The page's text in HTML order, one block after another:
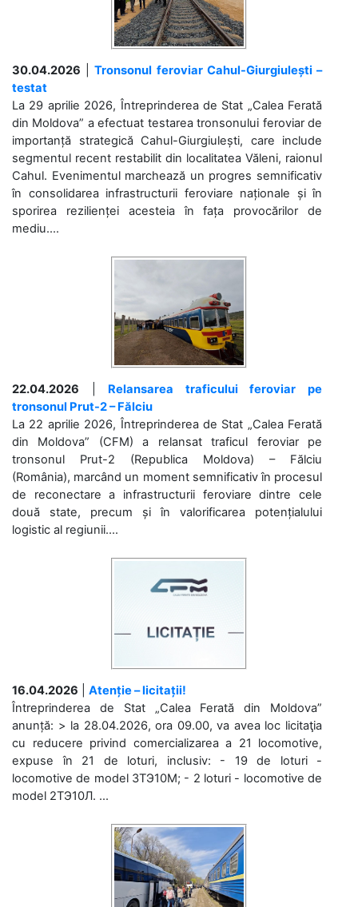
30.04.2026 |Tronsonul feroviar Cahul-Giurgiulești –
testat
La 29 aprilie 2026, Întreprinderea de Stat „Calea Ferată
din Moldova” a efectuat testarea tronsonului feroviar de
importanță strategică Cahul-Giurgiulești, care include
segmentul recent restabilit din localitatea Văleni, raionul
Cahul. Evenimentul marchează un progres semnificativ
în consolidarea infrastructurii feroviare naționale și în
sporirea rezilienței acesteia în fața provocărilor de
mediu....
22.04.2026
Relansarea traficului feroviar pe
tronsonul Prut-2 – Fălciu
La 22 aprilie 2026, Întreprinderea de Stat „Calea Ferată
din Moldova” (CFM) a relansat traficul feroviar pe
tronsonul Prut-2 (Republica Moldova) – Fălciu
(România), marcând un moment semnificativ în procesul
de reconectare a infrastructurii feroviare dintre cele
două state, precum și în valorificarea potențialului
logistic al regiunii....
16.04.2026
Atenție – licitații!
Întreprinderea de Stat „Calea Ferată din Moldova”
anunță: > la 28.04.2026, ora 09.00, va avea loc licitaţia
cu reducere privind comercializarea a 21 locomotive,
expuse în 21 de loturi, inclusiv: - 19 de loturi -
locomotive de model 3ТЭ10М; - 2 loturi - locomotive de
model 2ТЭ10Л. ...